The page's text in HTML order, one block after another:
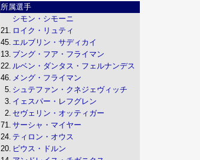
所属選手
シモン・シモーニ
21. ロイク・リュティ
45. エルブリン・サディカイ
13. ブング・フア・フライマン
22. ルベン・ダンタス・フェルナンデス
46. メング・フライマン
5. シュテファン・クネジェヴィッチ
3. イェスパー・レフグレン
2. セヴェリン・オッティガー
71. サーシャ・マイヤー
24. ティロン・オウス
20. ピウス・ドルン